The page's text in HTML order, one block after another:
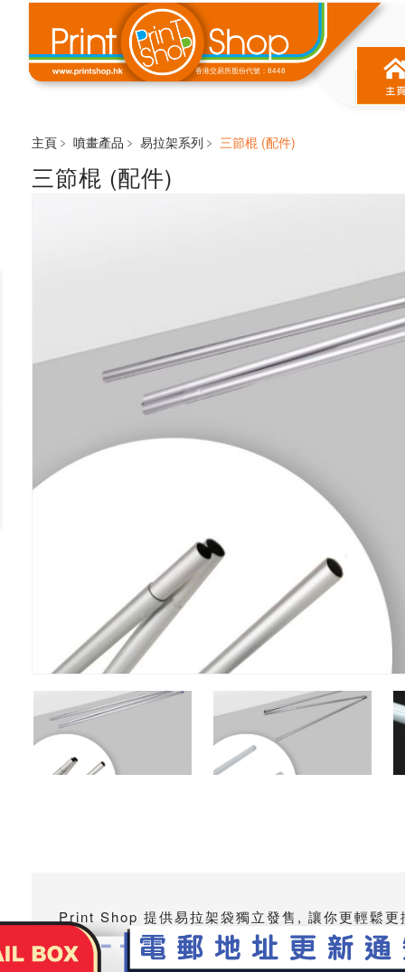
香港交易所股份代號：8448
主頁﹥ 噴畫產品 ﹥ 易拉架系列 ﹥ 三節棍 (配件)
三節棍 (配件)
Print Shop 提供易拉架袋獨立發售, 讓你更輕鬆更